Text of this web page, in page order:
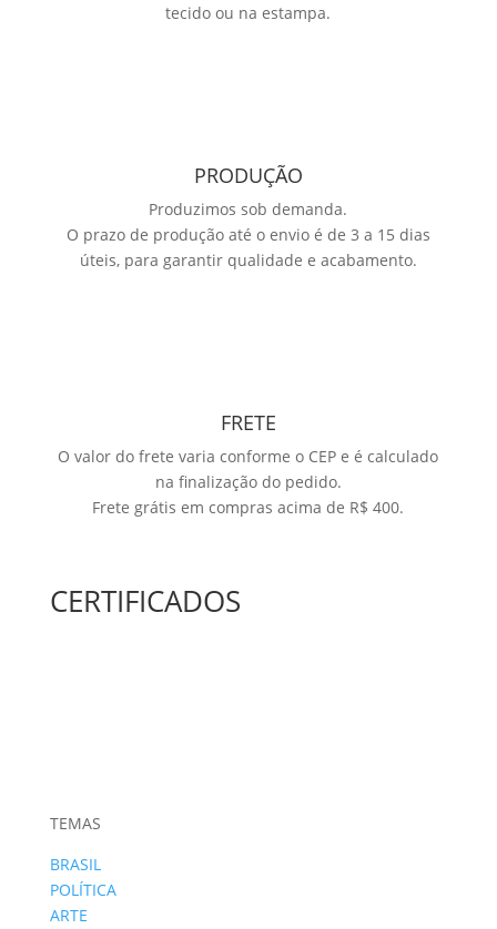
tecido ou na estampa.
PRODUÇÃO
Produzimos sob demanda.
O prazo de produção até o envio é de 3 a 15 dias
úteis, para garantir qualidade e acabamento.
FRETE
O valor do frete varia conforme o CEP e é calculado
na finalização do pedido.
Frete grátis em compras acima de R$ 400.
CERTIFICADOS
TEMAS
BRASIL
POLÍTICA
ARTE